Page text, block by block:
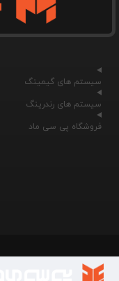
سیستم های گیمینگ
سیستم های رندرینگ
فروشگاه پی سی ماد